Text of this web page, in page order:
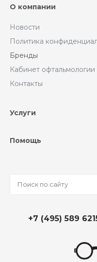
О компании
Новости
Политика
Бренды
Кабинет
Контакты
Услуги
Помощь
+7 (495) 589